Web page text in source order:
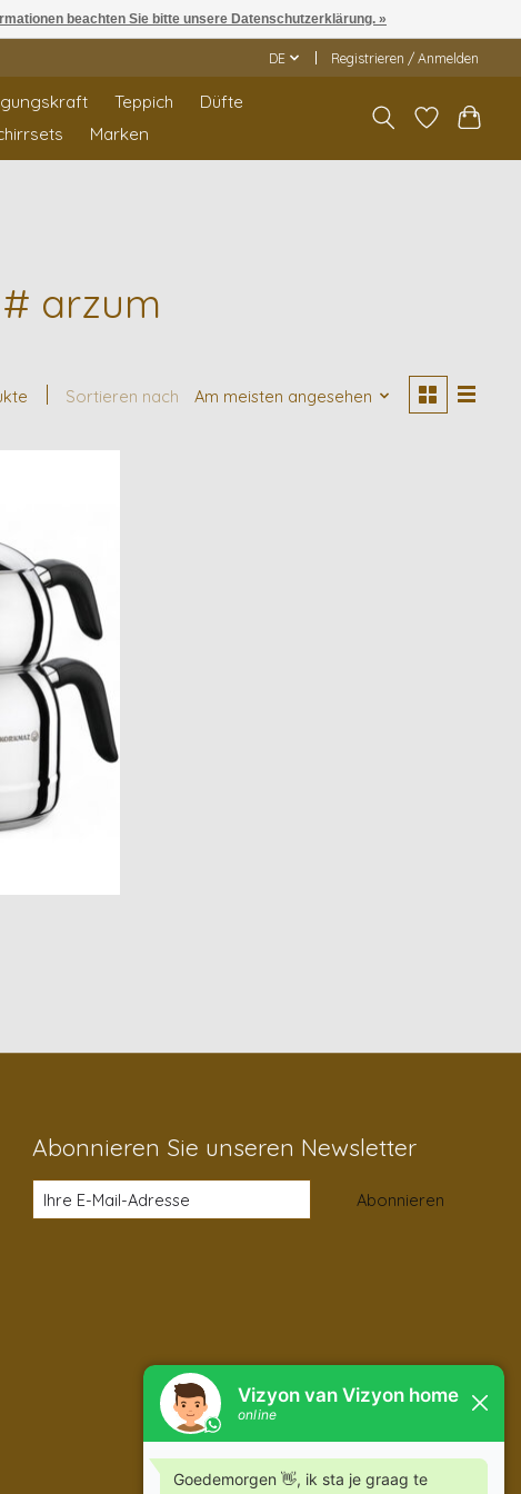
DE Registrieren / Anmelden
Teppich
Düfte
Marken
arzum
Sortieren nach Am meisten angesehen
Abonnieren Sie unseren Newsletter
Abonnieren
beachten Sie bitte unsere Datenschutzerklärung. »